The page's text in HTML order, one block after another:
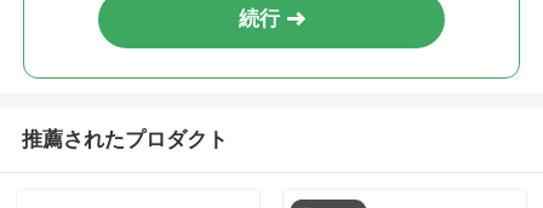
続行
推薦されたプロダクト